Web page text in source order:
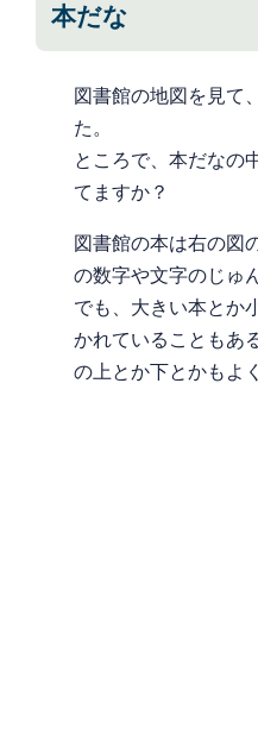
本だな
図書館の地図を見て
た。
ところで、本だなの
てますか？
図書館の本は右の図
の数字や文字のじゅ
でも、大きい本とか
かれていることもあ
の上とか下とかもよ